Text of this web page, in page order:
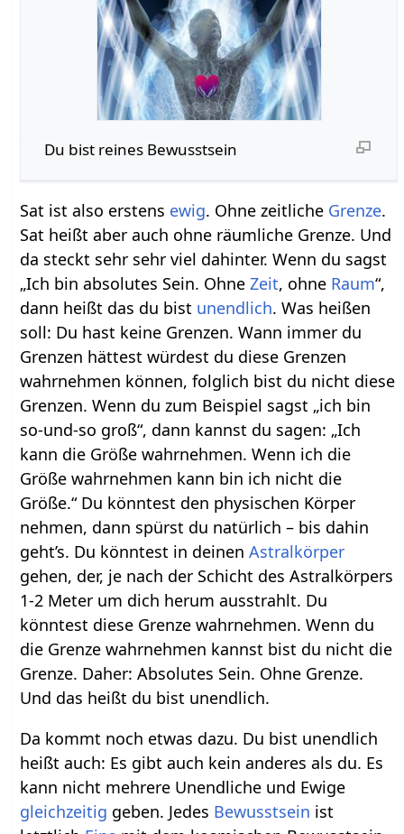
Du bist reines Bewusstsein
Sat ist also erstens ewig. Ohne zeitliche Grenze.
Sat heißt aber auch ohne räumliche Grenze. Und
da steckt sehr sehr viel dahinter. Wenn du sagst
„Ich bin absolutes Sein. OhneZeit, ohne Raum“,
dann heißt das du bist unendlich. Was heißen
soll: Du hast keine Grenzen. Wann immer du
Grenzen hättest würdest du diese Grenzen
wahrnehmen können, folglich bist du nicht diese
Grenzen. Wenn du zum Beispiel sagst „ich bin
so-und-so groß“, dann kannst du sagen: „Ich
kann die Größe wahrnehmen. Wenn ich die
Größe wahrnehmen kann bin ich nicht die
Größe.“ Du könntest den physischen Körper
nehmen, dann spürst du natürlich – bis dahin
geht’s. Du könntest in deinenAstralkörper
gehen, der, je nach der Schicht des Astralkörpers
1-2 Meter um dich herum ausstrahlt. Du
könntest diese Grenze wahrnehmen. Wenn du
die Grenze wahrnehmen kannst bist du nicht die
Grenze. Daher: Absolutes Sein. Ohne Grenze.
Und das heißt du bist unendlich.
Da kommt noch etwas dazu. Du bist unendlich
heißt auch: Es gibt auch kein anderes als du. Es
kann nicht mehrere Unendliche und Ewige
gleichzeitig geben. Jedes Bewusstsein ist